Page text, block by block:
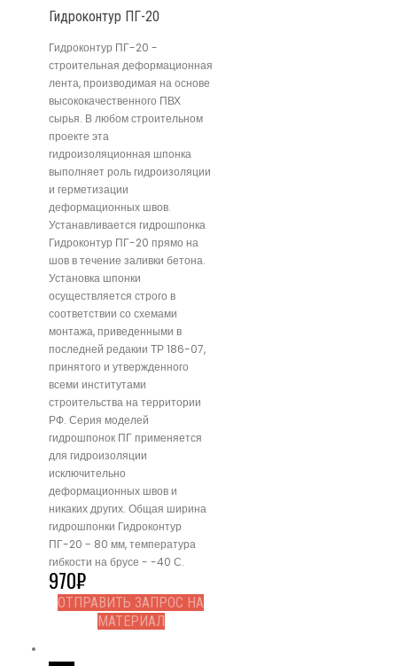
Гидроконтур ПГ-20
Гидроконтур ПГ-20 -
строительная деформационная
лента, производимая на основе
высококачественного ПВХ
сырья. В любом строительном
проекте эта
гидроизоляционная шпонка
выполняет роль гидроизоляции
и герметизации
деформационных швов.
Устанавливается гидрошпонка
Гидроконтур ПГ-20 прямо на
шов в течение заливки бетона.
Установка шпонки
осуществляется строго в
соответствии со схемами
монтажа, приведенными в
последней редакии ТР 186-07,
принятого и утвержденного
всеми институтами
строительства на территории
РФ. Серия моделей
гидрошпонок ПГ применяется
для гидроизоляции
исключительно
деформационных швов и
никаких других. Общая ширина
гидрошпонки Гидроконтур
ПГ-20 - 80 мм, температура
гибкости на брусе - -40 С.
970₽
ОТПРАВИТЬ ЗАПРОС НА
МАТЕРИАЛ